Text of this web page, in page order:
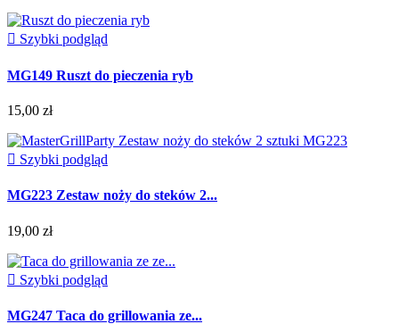
 Szybki podgląd
MG149 Ruszt do pieczenia ryb
15,00 zł
 Szybki podgląd
MG223 Zestaw noży do steków 2...
19,00 zł
 Szybki podgląd
MG247 Taca do grillowania ze...